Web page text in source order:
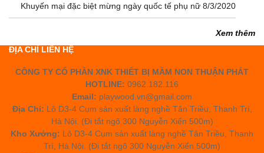
Khuyến mại đặc biệt mừng ngày quốc tế phụ nữ 8/3/2020
Xem thêm
ĐỊA CHỈ LIÊN HỆ
CÔNG TY CỔ PHẦN XNK THIẾT BỊ MẦM NON THUẬN PHÁT
HOTLINE: 0962.182.116
Email: playwood.vn@gmail.com
Địa Chỉ: Lô D3-4 Cụm sản xuất làng nghề Tân Triều, Thanh Trì,
Hà Nội. (Đi tắt ngõ 300 Nguyễn Xiển 500m)
Kho Xưởng: Lô D3-4 Cụm sản xuất làng nghề Tân Triều, Thanh
Trì, Hà Nội. (Đi tắt ngõ 300 Nguyễn Xiển 500m)